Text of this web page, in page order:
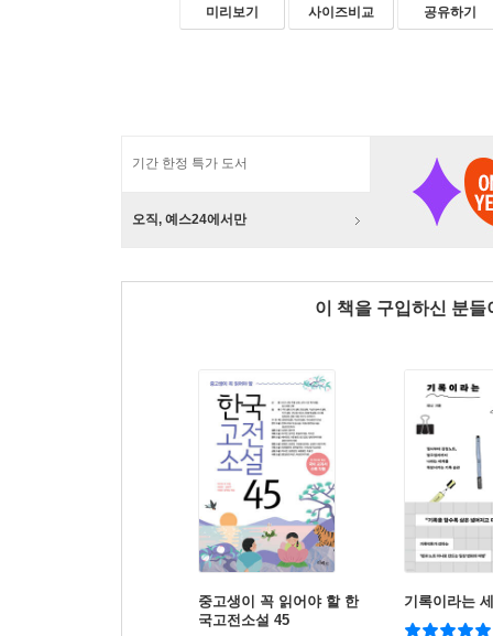
미리보기 사이즈비교 공유하기
기간 한정 특가 도서
오직, 예스24에서만
이 책을 구입하신 분
중고생이 꼭 읽어야 할 한
국고전소설 45
기록이라는